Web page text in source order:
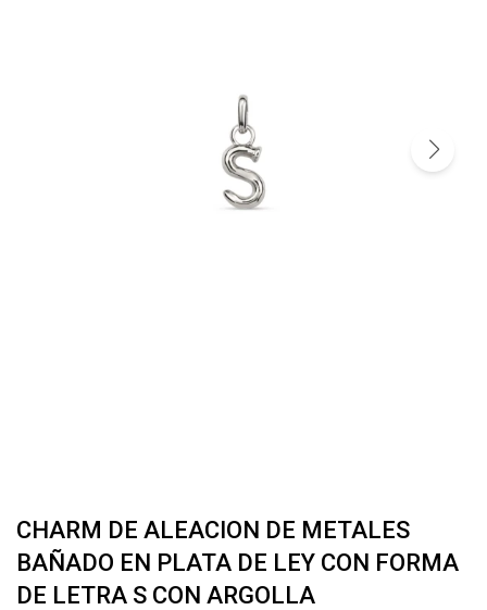
CHARM DE ALEACION DE METALES
BAÑADO EN PLATA DE LEY CON FORMA
DE LETRA S CON ARGOLLA